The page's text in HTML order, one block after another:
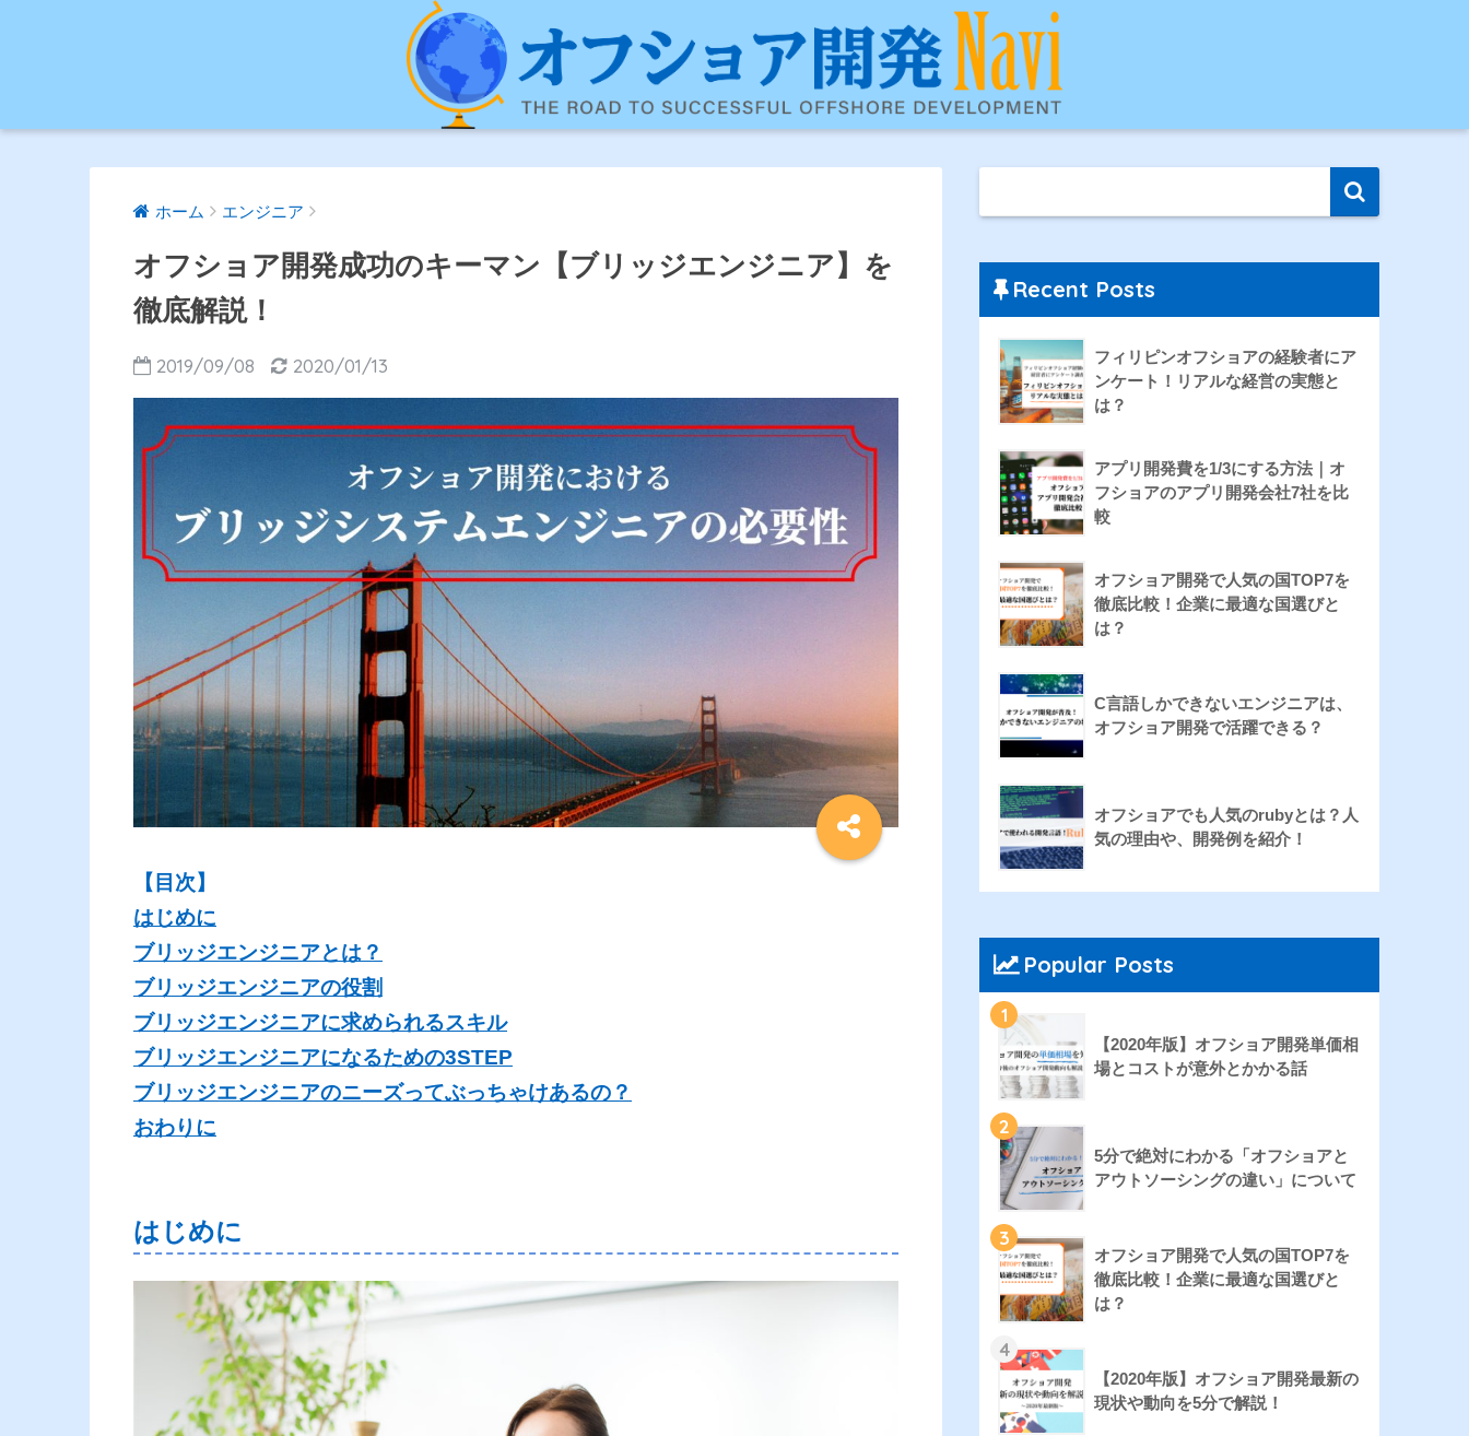
ホーム エンジニア
オフショア開発成功のキーマン【ブリッジエンジニア】を
徹底解説！
2019/09/08 2020/01/13
【目次】
はじめに
ブリッジエンジニアとは？
ブリッジエンジニアの役割
ブリッジエンジニアに求められるスキル
ブリッジエンジニアになるための3STEP
ブリッジエンジニアのニーズってぶっちゃけあるの？
おわりに
はじめに
Recent Posts
フィリピンオフショアの経験者にア
ンケート！リアルな経営の実態と
は？
アプリ開発費を1/3にする方法｜オ
フショアのアプリ開発会社7社を比
較
オフショア開発で人気の国TOP7を
徹底比較！企業に最適な国選びと
は？
C言語しかできないエンジニアは、
オフショア開発で活躍できる？
オフショアでも人気のrubyとは？人
気の理由や、開発例を紹介！
Popular Posts
1
【2020年版】オフショア開発単価相
場とコストが意外とかかる話
2
5分で絶対にわかる「オフショアと
アウトソーシングの違い」について
3
オフショア開発で人気の国TOP7を
徹底比較！企業に最適な国選びと
は？
4
【2020年版】オフショア開発最新の
現状や動向を5分で解説！